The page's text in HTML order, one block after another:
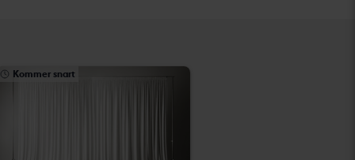
Kommer snart